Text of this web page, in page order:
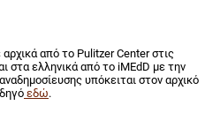
από το Pulitzer Center στις
στα ελληνικά από το iMEdD με την
υπόκειται στον αρχικό
εδώ.